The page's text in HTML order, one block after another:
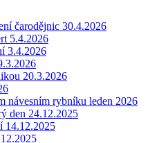
čarodějnic 30.4.2026
5.4.2026
3.4.2026
20.3.2026
návesním rybníku leden 2026
den 24.12.2025
14.12.2025